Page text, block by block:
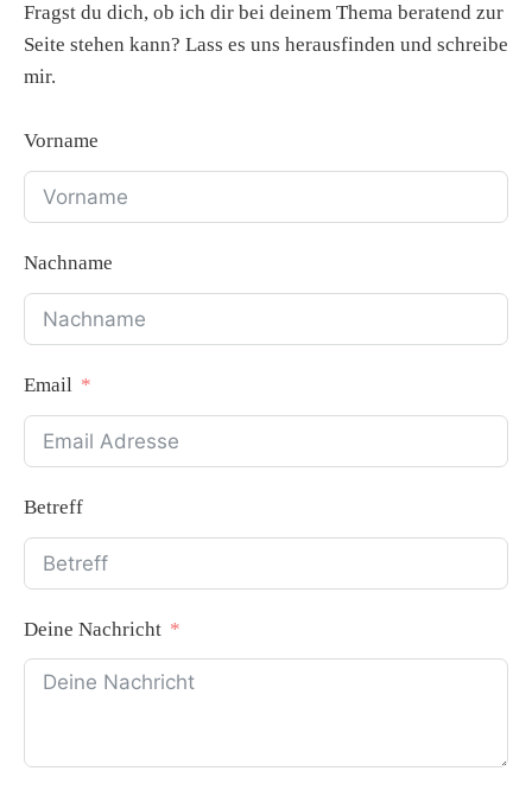
Fragst du dich, ob ich dir bei deinem Thema beratend zur
Seite stehen kann? Lass es uns herausfinden und schreibe
mir.
Vorname
Nachname
Email
Betreff
Deine Nachricht